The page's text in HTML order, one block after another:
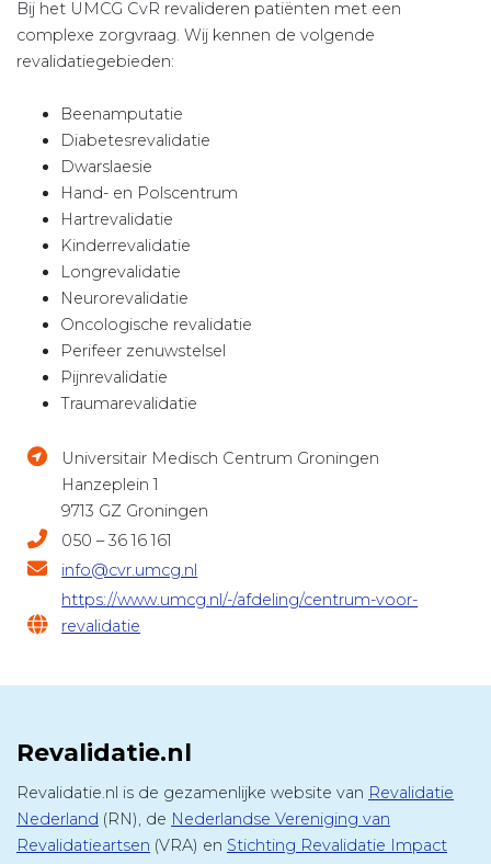
Bij het UMCG CvR revalideren patiënten met een
complexe zorgvraag. Wij kennen de volgende
revalidatiegebieden:
Beenamputatie
Diabetesrevalidatie
Dwarslaesie
Hand- en Polscentrum
Hartrevalidatie
Kinderrevalidatie
Longrevalidatie
Neurorevalidatie
Oncologische revalidatie
Perifeer zenuwstelsel
Pijnrevalidatie
Traumarevalidatie
Universitair Medisch Centrum Groningen
Hanzeplein 1
9713 GZ Groningen
050 – 36 16 161
info@cvr.umcg.nl
https://www.umcg.nl/-/afdeling/centrum-voor-
revalidatie
Revalidatie.nl
Revalidatie.nl is de gezamenlijke website van Revalidatie
Nederland (RN), de Nederlandse Vereniging van
Revalidatieartsen (VRA) en Stichting Revalidatie Impact